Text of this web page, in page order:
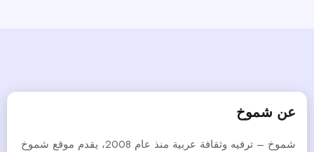
عن شموخ
شموخ – ترفيه وثقافة عربية منذ عام 2008، يقدم موقع شموخ